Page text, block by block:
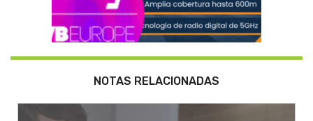
NOTAS RELACIONADAS